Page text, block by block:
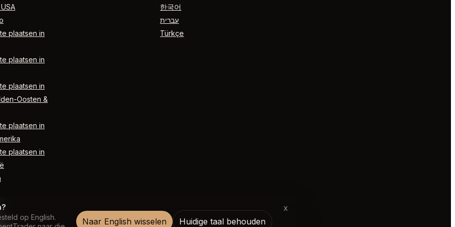
plaatsen in
plaatsen in
plaatsen in
Oosten &
plaatsen in
plaatsen in
한국어
עברית
Türkçe
op English.
Naar English wisselen Huidige taal behouden
x